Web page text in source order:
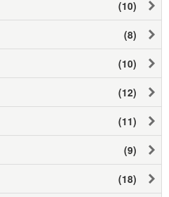
(10)
(8)
(10)
(12)
(11)
(9)
(18)